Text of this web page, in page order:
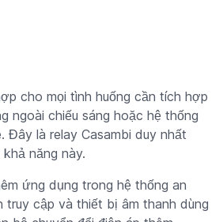
cho mọi tình huống cần tích hợp
ngoài chiếu sáng hoặc hệ thống
Đây là relay Casambi duy nhất
năng này.
ứng dụng trong hệ thống an
truy cập và thiết bị âm thanh dùng